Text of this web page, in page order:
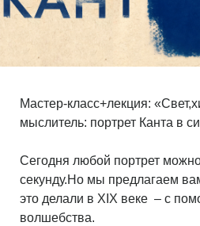
Мастер-класс+лекция:
мыслитель: портрет Канта в
Сегодня любой портрет можно
секунду.Но мы предлагаем
это делали в XIX веке – с
волшебства.